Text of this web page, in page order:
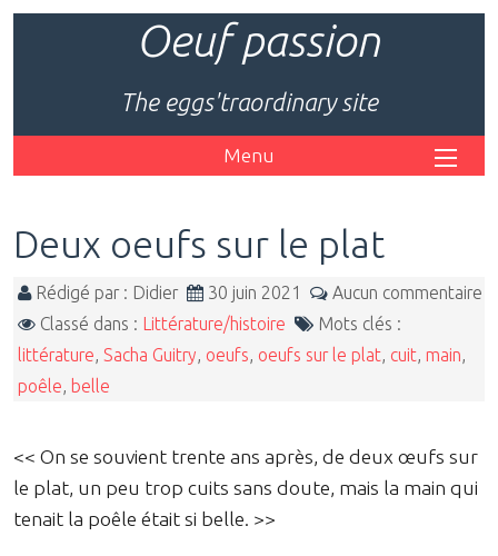
Oeuf passion
The eggs'traordinary site
Menu
Deux oeufs sur le plat
Rédigé par : Didier 30 juin 2021
Aucun commentaire
Classé dans : Littérature/histoire
Mots clés :
littérature Sacha Guitry oeufs oeufs sur le plat cuit main
poêle
belle
<< On se souvient trente ans après, de deux œufs sur
le plat, un peu trop cuits sans doute, mais la main qui
tenait la poêle était si belle. >>